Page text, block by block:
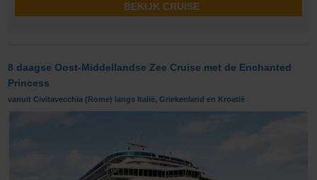
BEKIJK CRUISE
8 daagse Oost-Middellandse Zee Cruise met de Enchanted
Princess
vanuit Civitavecchia (Rome) langs Italië, Griekenland en Kroatië